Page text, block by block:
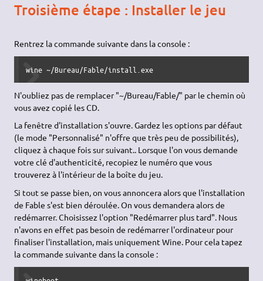
Troisième étape : Installer le jeu
Rentrez la commande suivante dans la console :
wine ~/Bureau/Fable/install.exe
N'oubliez pas de remplacer "~/Bureau/Fable/" par le chemin où
vous avez copié les CD.
La fenêtre d'installation s'ouvre. Gardez les options par défaut
(le mode "Personnalisé" n'offre que très peu de possibilités),
cliquez à chaque fois sur suivant.. Lorsque l'on vous demande
votre clé d'authenticité, recopiez le numéro que vous
trouverez à l'intérieur de la boîte du jeu.
Si tout se passe bien, on vous annoncera alors que l'installation
de Fable s'est bien déroulée. On vous demandera alors de
redémarrer. Choisissez l'option "Redémarrer plus tard". Nous
n'avons en effet pas besoin de redémarrer l'ordinateur pour
finaliser l'installation, mais uniquement Wine. Pour cela tapez
la commande suivante dans la console :